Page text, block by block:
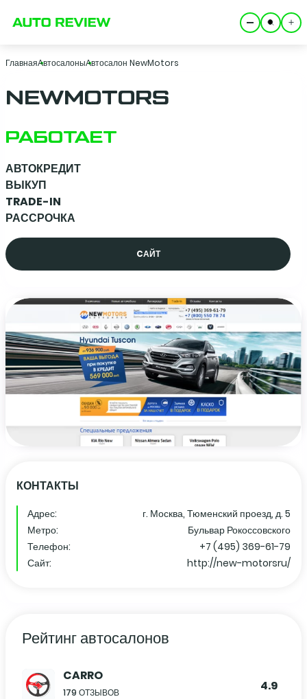
ГлавнаяАвтосалоныАвтосалон NewMotors
NEWMOTORS
РАБОТАЕТ
АВТОКРЕДИТ
ВЫКУП
TRADE-IN
РАССРОЧКА
CАЙТ
КОНТАКТЫ
Адрес:
г. Москва, Тюменский проезд, д. 5
Метро:
Бульвар Рокоссовского
Телефон:
+7 (495) 369-61-79
Сайт:
http://new-motorsru/
Рейтинг автосалонов
CARRO
179 ОТЗЫВОВ 4.9